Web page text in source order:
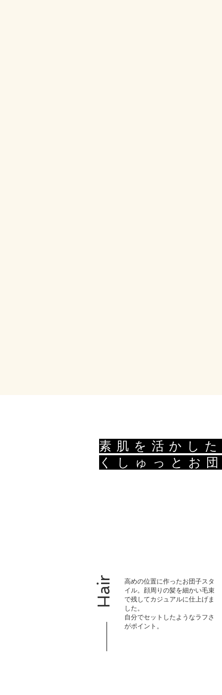
Hair
高めの位置に作ったお団子スタ
イル。顔周りの髪を細かい毛束
で残してカジュアルに仕上げま
した。
自分でセットしたようなラフさ
がポイント。
素肌を活かし
くしゅっとお